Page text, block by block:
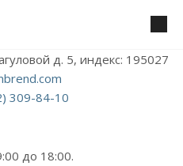
д. 5, индекс: 195027
309-84-10
до 18:00.